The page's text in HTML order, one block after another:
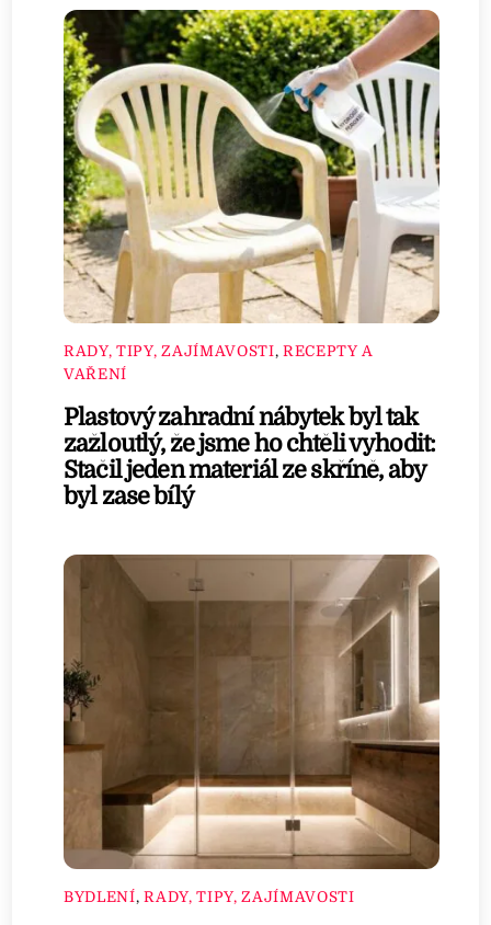
RADY, TIPY, ZAJÍMAVOSTI, RECEPTY A
VAŘENÍ
Plastový zahradní nábytek byl tak
zažloutlý, že jsme ho chtěli vyhodit:
Stačil jeden materiál ze skříně, aby
byl zase bílý
BYDLENÍ,RADY, TIPY, ZAJÍMAVOSTI